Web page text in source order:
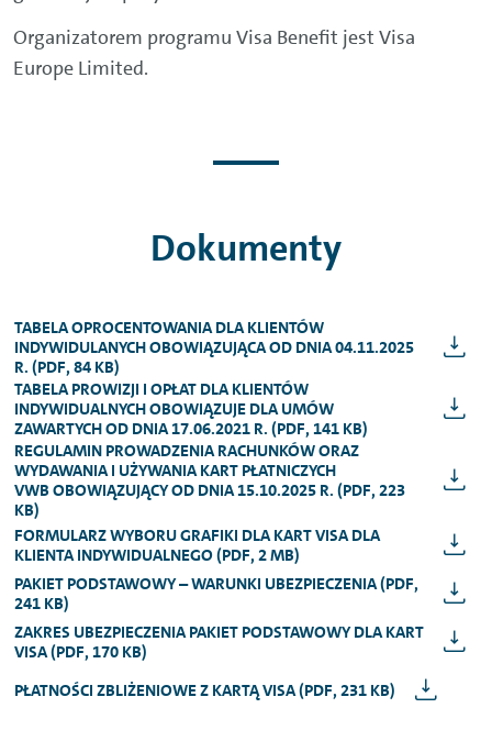
mają taką funkcjonalność.
Organizatorem programu Visa Benefit jest Visa
Europe Limited.
Dokumenty
TABELA OPROCENTOWANIA DLA KLIENTÓW
INDYWIDULANYCH OBOWIĄZUJĄCA OD DNIA 04.11.2025
R. (PDF, 84 KB)
TABELA PROWIZJI I OPŁAT DLA KLIENTÓW
INDYWIDUALNYCH OBOWIĄZUJE DLA UMÓW
ZAWARTYCH OD DNIA 17.06.2021 R. (PDF, 141 KB)
REGULAMIN PROWADZENIA RACHUNKÓW ORAZ
WYDAWANIA I UŻYWANIA KART PŁATNICZYCH
VWB OBOWIĄZUJĄCY OD DNIA 15.10.2025 R. (PDF, 223
KB)
FORMULARZ WYBORU GRAFIKI DLA KART VISA DLA
KLIENTA INDYWIDUALNEGO (PDF, 2 MB)
PAKIET PODSTAWOWY – WARUNKI UBEZPIECZENIA (PDF,
241 KB)
ZAKRES UBEZPIECZENIA PAKIET PODSTAWOWY DLA KART
VISA (PDF, 170 KB)
PŁATNOŚCI ZBLIŻENIOWE Z KARTĄ VISA (PDF, 231 KB)